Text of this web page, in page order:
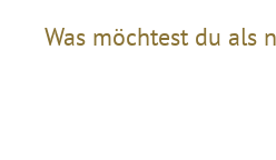
Was möchtest du als